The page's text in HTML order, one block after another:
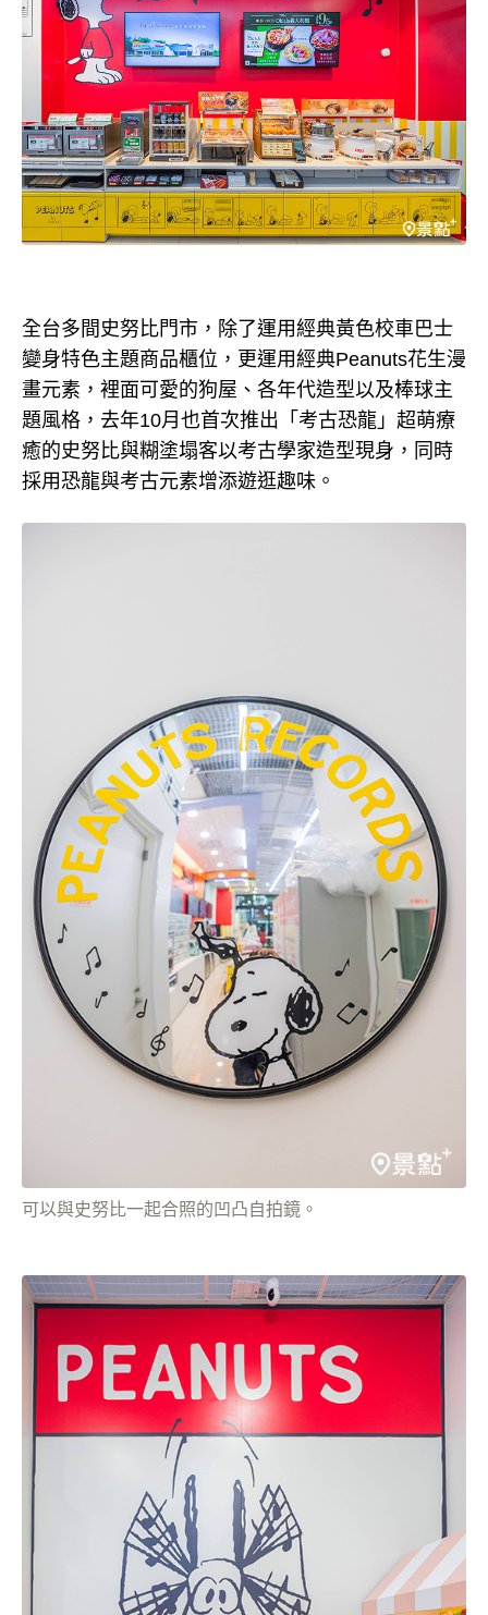
全台多間史努比門市，除了運用經典黃色校車巴士
變身特色主題商品櫃位，更運用經典Peanuts花生漫
畫元素，裡面可愛的狗屋、各年代造型以及棒球主
題風格，去年10月也首次推出「考古恐龍」超萌療
癒的史努比與糊塗塌客以考古學家造型現身，同時
採用恐龍與考古元素增添遊逛趣味。
可以與史努比一起合照的凹凸自拍鏡。